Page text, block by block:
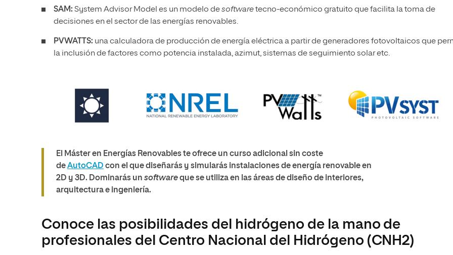
SAM: System Advisor Model es un modelo desoftwaretecno-económico gratuito que facilita la toma de
decisiones en el sector de las energías renovables.
PVWATTS: una calculadora de producción de energía eléctrica a partir de generadores fotovoltaicos que
la inclusión de factores como potencia instalada, azimut, sistemas de seguimiento solar etc.
El Máster en Energías Renovables te ofrece un curso adicional sin coste
deAutoCAD con el que diseñarás y simularás instalaciones de energía renovable en
2D y 3D. Dominarás un softwareque se utiliza en las áreas de diseño de interiores,
arquitectura e ingeniería.
Conoce las posibilidades del hidrógeno de la mano de
profesionales del Centro Nacional del Hidrógeno (CNH2)